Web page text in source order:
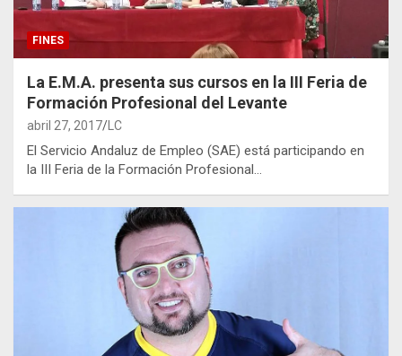
FINES
La E.M.A. presenta sus cursos en la III Feria de
Formación Profesional del Levante
abril 27, 2017 LC
El Servicio Andaluz de Empleo (SAE) está participando en
la III Feria de la Formación Profesional…